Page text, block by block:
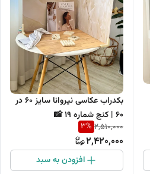
بکدراب عکاسی نیروانا سایز 60 در
60 | کنج شماره 19 📸
2,510,000
3%
2,420,000
افزودن به سبد